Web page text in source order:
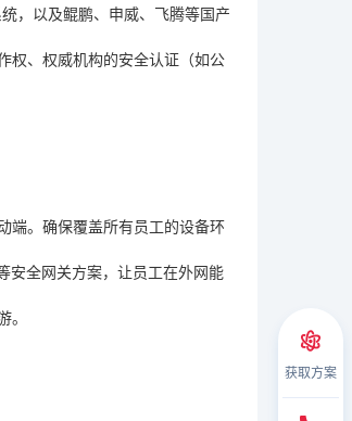
，以及鲲鹏、申威、飞腾等国产
权、权威机构的安全认证（如公
端。确保覆盖所有员工的设备环
安全网关方案，让员工在外网能
获取方案